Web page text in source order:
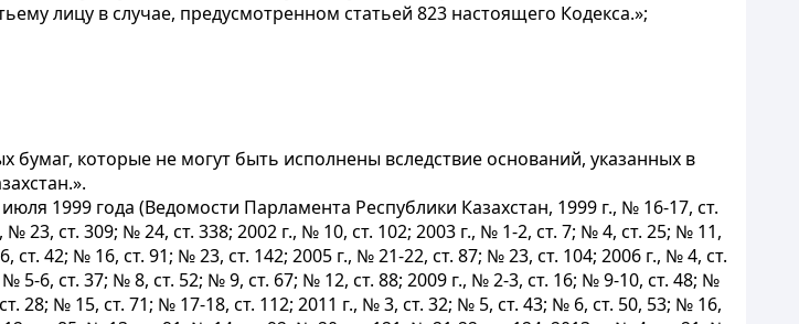
лицу в случае, предусмотренном статьей 823 настоящего Кодекса.»;
которые не могут быть исполнены вследствие оснований, указанных в
1999 года (Ведомости Парламента Республики Казахстан, 1999 г., № 16-17, ст.
23, ст. 309; № 24, ст. 338; 2002 г., № 10, ст. 102; 2003 г., № 1-2, ст. 7; № 4, ст. 25; № 11,
42; № 16, ст. 91; № 23, ст. 142; 2005 г., № 21-22, ст. 87; № 23, ст. 104; 2006 г., № 4, ст.
5-6, ст. 37; № 8, ст. 52; № 9, ст. 67; № 12, ст. 88; 2009 г., № 2-3, ст. 16; № 9-10, ст. 48; №
28; № 15, ст. 71; № 17-18, ст. 112; 2011 г., № 3, ст. 32; № 5, ст. 43; № 6, ст. 50, 53; № 16,